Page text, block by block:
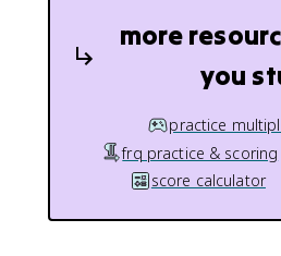
more
you
practice
frq practice & scoring
score calculator